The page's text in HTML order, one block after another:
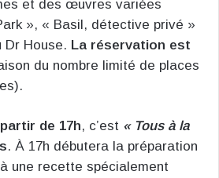
et des œuvres variées
», « Basil, détective privé »
Dr House. La réservation est
du nombre limité de places
de 17h, c’est « Tous à la
. À 17h débutera la préparation
une recette spécialement